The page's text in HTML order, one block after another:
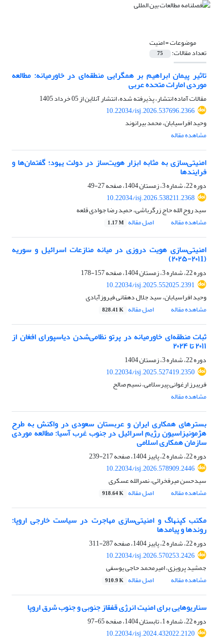
موضوعات =امنیت
تعداد مقالات: 75
تاثیر پیمان ابراهیم بر همگرایی منطقه‌ای در خاورمیانه: مطالعه
موردی امارات متحده عربی
مقالات آماده انتشار، پذیرفته شده، انتشار آنلاین از05 خرداد 1405
10.22034/isj.2026.537696.2366
وحید افراسیابان، محمد بیرانوند
مشاهده مقاله
امنیتی‌سازی به مثابه ابزار هویت‌ساز در دولت یهود؛ گفتمان‌ها و
فرایندها
دوره 22، شماره 3، زمستان 1404، صفحه
27-49
10.22034/isj.2026.538211.2368
سید روح الله حاج زرگرباشی، حمید رضا جوادی قلعه
مشاهده مقاله
اصل مقاله 1.17 M
امنیتی‌سازی هویت دروزی در میانه منازعات اسرائیل و سوریه
(۲۰۱1-۲۰۲۵)
دوره 22، شماره 3، زمستان 1404، صفحه
157-178
10.22034/isj.2025.552025.2391
وحید افراسیابان، سید جلال دهقانی فیروزآبادی
مشاهده مقاله
اصل مقاله 828.41 K
ثبات منطقه‌ای خاورمیانه در پرتو نظامی‌شدن دیاسپورای افغان از
۲۰۱۱ تا ۲۰۲۴
دوره 22، شماره 3، زمستان 1404
10.22034/isj.2025.527419.2350
فریبرز ارغوانی پیرسلامی، نسیم صالح
مشاهده مقاله
بسترهای همکاری ایران و عربستان سعودی در واکنش به طرح
هژمونیزاسیون رژیم اسرائیل در جنوب غرب آسیا: مطالعه موردی
سازمان همکاری اسلامی
دوره 22، شماره 2، پاییز 1404، صفحه
217-239
10.22034/isj.2026.578909.2446
سیدحسن میرفخرائی، نصرالله عسکری
مشاهده مقاله
اصل مقاله 918.64 K
مکتب کپنهاگ و امنیتی‌سازی مهاجرت در سیاست خارجی اروپا:
روندها و پیامدها
دوره 22، شماره 2، پاییز 1404، صفحه
287-311
10.22034/isj.2026.570253.2426
جمشید پرویزی، امیرمحمد حاجی یوسفی
مشاهده مقاله
اصل مقاله 910.9 K
سناریوهایی برای امنیت انرژی قفقاز جنوبی و جنوب شرق اروپا
دوره 22، شماره 1، تابستان 1404، صفحه
65-97
10.22034/isj.2024.432022.2120